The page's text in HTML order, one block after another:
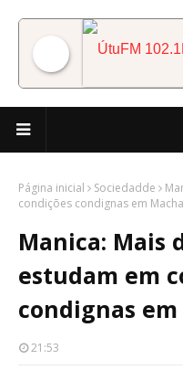
Página inicial Sociedadde
condições condignas em
Manica: Mais
estudam em
condignas em
21:53